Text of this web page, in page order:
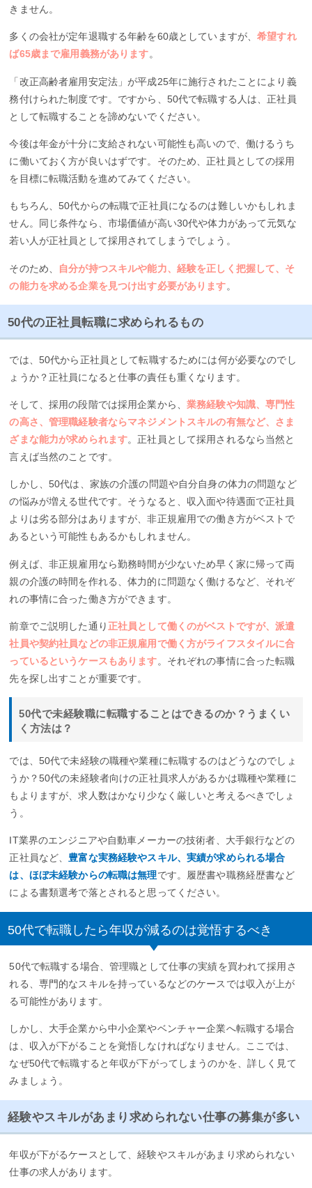
きません。
多くの会社が定年退職する年齢を60歳としていますが、希望すれ
ば65歳まで雇用義務があります。
「改正高齢者雇用安定法」が平成25年に施行されたことにより義
務付けられた制度です。ですから、50代で転職する人は、正社員
として転職することを諦めないでください。
今後は年金が十分に支給されない可能性も高いので、働けるうち
に働いておく方が良いはずです。そのため、正社員としての採用
を目標に転職活動を進めてみてください。
もちろん、50代からの転職で正社員になるのは難しいかもしれま
せん。同じ条件なら、市場価値が高い30代や体力があって元気な
若い人が正社員として採用されてしまうでしょう。
そのため、
自分が持つスキルや能力、経験を正しく把握して、そ
の能力を求める企業を見つけ出す必要があります。
50代の正社員転職に求められるもの
では、50代から正社員として転職するためには何が必要なのでし
ょうか？正社員になると仕事の責任も重くなります。
そして、採用の段階では採用企業から、業務経験や知識、専門性
の高さ、管理職経験者ならマネジメントスキルの有無など、さま
ざまな能力が求められます。正社員として採用されるなら当然と
言えば当然のことです。
しかし、50代は、家族の介護の問題や自分自身の体力の問題など
の悩みが増える世代です。そうなると、収入面や待遇面で正社員
よりは劣る部分はありますが、非正規雇用での働き方がベストで
あるという可能性もあるかもしれません。
例えば、非正規雇用なら勤務時間が少ないため早く家に帰って両
親の介護の時間を作れる、体力的に問題なく働けるなど、それぞ
れの事情に合った働き方ができます。
前章でご説明した通り正社員として働くのがベストですが、派遣
社員や契約社員などの非正規雇用で働く方がライフスタイルに合
っているというケースもあります。それぞれの事情に合った転職
先を探し出すことが重要です。
50代で未経験職に転職することはできるのか？うまくい
く方法は？
では、50代で未経験の職種や業種に転職するのはどうなのでしょ
うか？50代の未経験者向けの正社員求人があるかは職種や業種に
もよりますが、求人数はかなり少なく厳しいと考えるべきでしょ
う。
IT業界のエンジニアや自動車メーカーの技術者、大手銀行などの
正社員など、豊富な実務経験やスキル、実績が求められる場合
は、ほぼ未経験からの転職は無理です。履歴書や職務経歴書など
による書類選考で落とされると思ってください。
50代で転職したら年収が減るのは覚悟するべき
50代で転職する場合、管理職として仕事の実績を買われて採用さ
れる、専門的なスキルを持っているなどのケースでは収入が上が
る可能性があります。
しかし、大手企業から中小企業やベンチャー企業へ転職する場合
は、収入が下がることを覚悟しなければなりません。ここでは、
なぜ50代で転職すると年収が下がってしまうのかを、詳しく見て
みましょう。
経験やスキルがあまり求められない仕事の募集が多い
年収が下がるケースとして、経験やスキルがあまり求められない
仕事の求人があります。